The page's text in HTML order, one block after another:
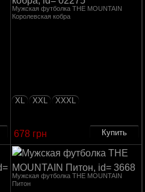
Мужская футболка THE MOUNTAIN
Королевская кобра
XL XXL XXXL
678 грн
Мужская футболка THE MOUNTAIN
Питон